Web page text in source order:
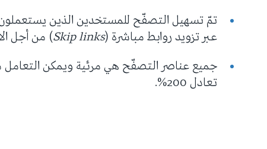
تمّ تسهيل التصفّح للمستخدين الذين
عبر تزويد روابط مباشرة (Skip links) من أجل
جميع عناصر التصفّح هي مرئية ويمكن
تعادل 200%.